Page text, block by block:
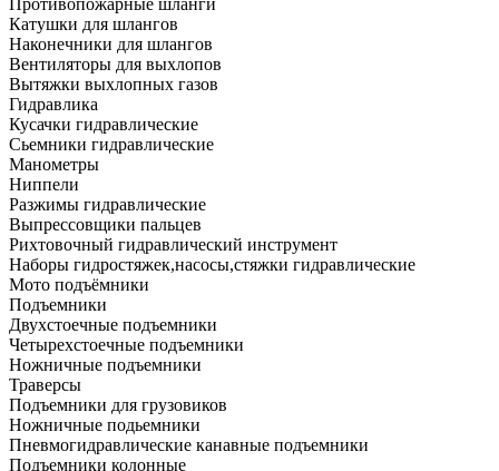
Противопожарные шланги
Катушки для шлангов
Наконечники для шлангов
Вентиляторы для выхлопов
Вытяжки выхлопных газов
Гидравлика
Кусачки гидравлические
Сьемники гидравлические
Манометры
Ниппели
Разжимы гидравлические
Выпрессовщики пальцев
Рихтовочный гидравлический инструмент
Наборы гидростяжек,насосы,стяжки гидравлические
Мото подъёмники
Подъемники
Двухстоечные подъемники
Четырехстоечные подъемники
Ножничные подъемники
Траверсы
Подъемники для грузовиков
Ножничные подьемники
Пневмогидравлические канавные подъемники
Подъемники колонные